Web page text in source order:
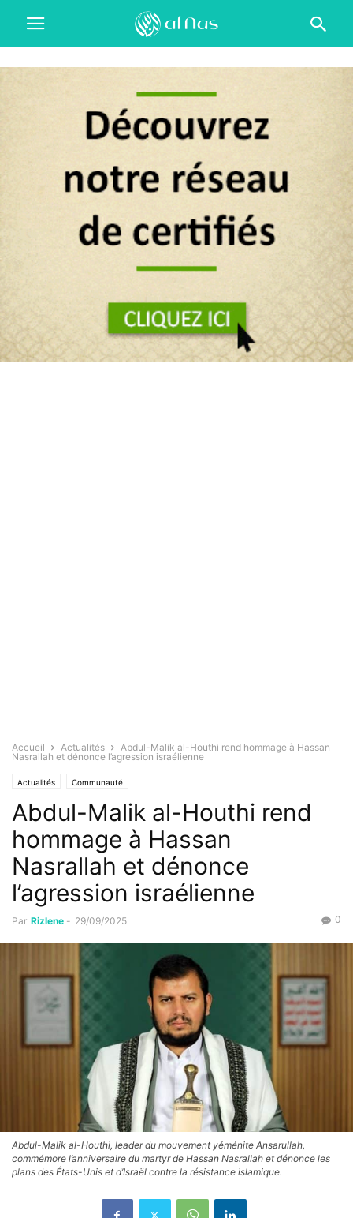
Accueil Actualités
Abdul-Malik al-Houthi rend hommage à Hassan
Nasrallah et dénonce l’agression israélienne
Actualités Communauté
Abdul-Malik al-Houthi rend
hommage à Hassan
Nasrallah et dénonce
l’agression israélienne
Par Rizlene - 29/09/2025 0
Abdul-Malik al-Houthi, leader du mouvement yéménite Ansarullah,
commémore l’anniversaire du martyr de Hassan Nasrallah et dénonce les
plans des États-Unis et d’Israël contre la résistance islamique.